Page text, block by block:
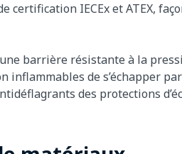
IECEx et ATEX,
barrière résistante à la
de s’échapper
des protections